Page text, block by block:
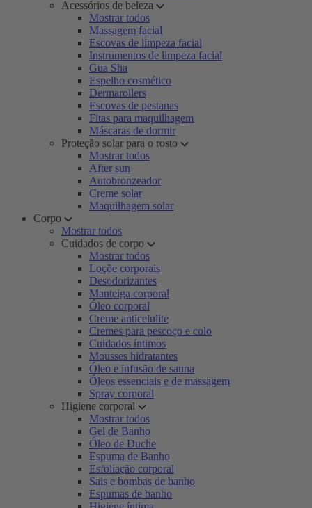
Acessórios de beleza
Mostrar todos
Massagem facial
Escovas de limpeza facial
Instrumentos de limpeza facial
Gua Sha
Espelho cosmético
Dermarollers
Escovas de pestanas
Fitas para maquilhagem
Máscaras de dormir
Proteção solar para o rosto
Mostrar todos
After sun
Autobronzeador
Creme solar
Maquilhagem solar
Corpo
Mostrar todos
Cuidados de corpo
Mostrar todos
Loçõe corporais
Desodorizantes
Manteiga corporal
Óleo corporal
Creme anticelulite
Cremes para pescoço e colo
Cuidados íntimos
Mousses hidratantes
Óleo e infusão de sauna
Óleos essenciais e de massagem
Spray corporal
Higiene corporal
Mostrar todos
Gel de Banho
Óleo de Duche
Espuma de Banho
Esfoliação corporal
Sais e bombas de banho
Espumas de banho